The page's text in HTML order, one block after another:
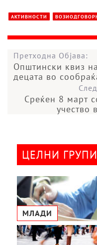
АКТИВНОСТИ
Претходна Објава:
Општински квиз
децата во
Среќен 8 март
учество
ЦЕЛНИ ГРУПИ
МЛАДИ